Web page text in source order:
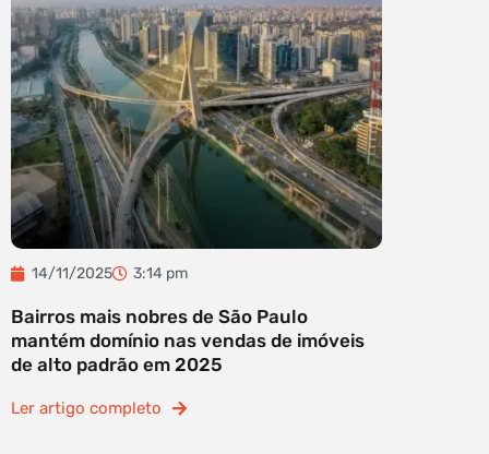
14/11/2025 3:14 pm
Bairros mais nobres de São Paulo
mantém domínio nas vendas de imóveis
de alto padrão em 2025
Ler artigo completo